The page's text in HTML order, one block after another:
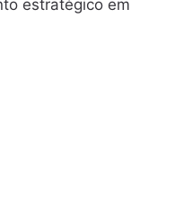
estratégico em